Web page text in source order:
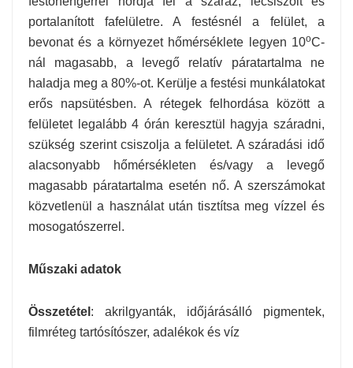
portalanított fafelületre. A festésnél a felület, a
bevonat és a környezet hőmérséklete legyen 10oC-
nál magasabb, a levegő relatív páratartalma ne
haladja meg a 80%-ot. Kerülje a festési munkálatokat
erős napsütésben. A rétegek felhordása között a
felületet legalább 4 órán keresztül hagyja száradni,
szükség szerint csiszolja a felületet. A száradási idő
alacsonyabb hőmérsékleten és/vagy a levegő
magasabb páratartalma esetén nő. A szerszámokat
közvetlenül a használat után tisztítsa meg vízzel és
mosogatószerrel.
Műszaki adatok
Összetétel : akrilgyanták, időjárásálló pigmentek,
filmréteg tartósítószer, adalékok és víz